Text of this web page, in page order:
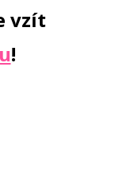
vzít
!